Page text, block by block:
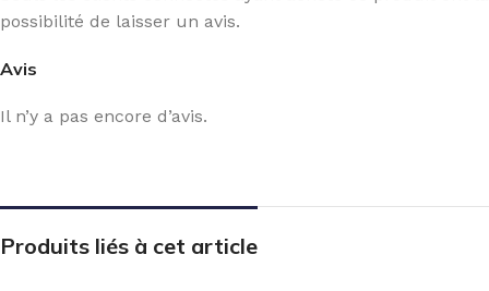
Avis
Il n’y a pas encore d’avis.
possibilité de laisser un avis.
Produits liés à cet article